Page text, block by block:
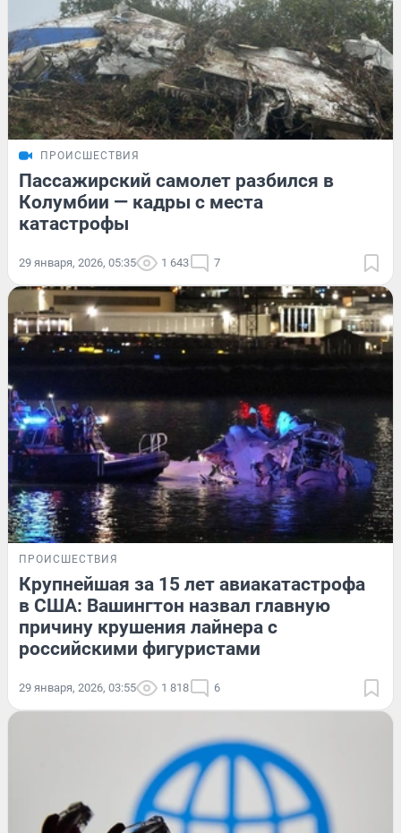
ПРОИСШЕСТВИЯ
Пассажирский самолет разбился в
Колумбии — кадры с места
катастрофы
29 января, 2026, 05:35 1 643 7
ПРОИСШЕСТВИЯ
Крупнейшая за 15 лет авиакатастрофа
в США: Вашингтон назвал главную
причину крушения лайнера с
российскими фигуристами
29 января, 2026, 03:55 1 818 6